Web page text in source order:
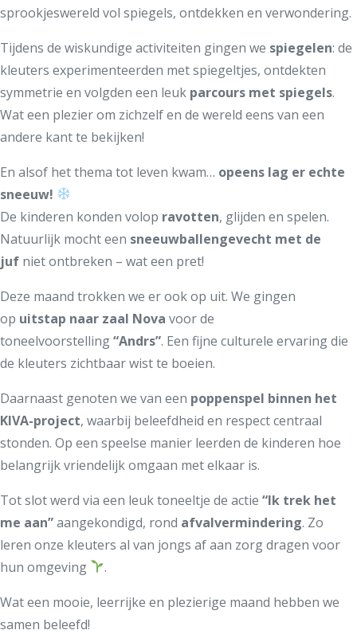
sprookjeswereld vol spiegels, ontdekken en verwondering.
Tijdens de wiskundige activiteiten gingen we spiegelen: de
kleuters experimenteerden met spiegeltjes, ontdekten
symmetrie en volgden een leuk parcours met spiegels.
Wat een plezier om zichzelf en de wereld eens van een
andere kant te bekijken!
En alsof het thema tot leven kwam… opeens lag er echte
sneeuw!
De kinderen konden volop ravotten, glijden en spelen.
Natuurlijk mocht een sneeuwballengevecht met de
juf niet ontbreken – wat een pret!
Deze maand trokken we er ook op uit. We gingen
op uitstap naar zaal Nova voor de
toneelvoorstelling“Andrs”. Een fijne culturele ervaring die
de kleuters zichtbaar wist te boeien.
Daarnaast genoten we van een poppenspel binnen het
KIVA-project, waarbij beleefdheid en respect centraal
stonden. Op een speelse manier leerden de kinderen hoe
belangrijk vriendelijk omgaan met elkaar is.
Tot slot werd via een leuk toneeltje de actie “Ik trek het
me aan”aangekondigd, rond afvalvermindering. Zo
leren onze kleuters al van jongs af aan zorg dragen voor
hun omgeving
.
Wat een mooie, leerrijke en plezierige maand hebben we
samen beleefd!